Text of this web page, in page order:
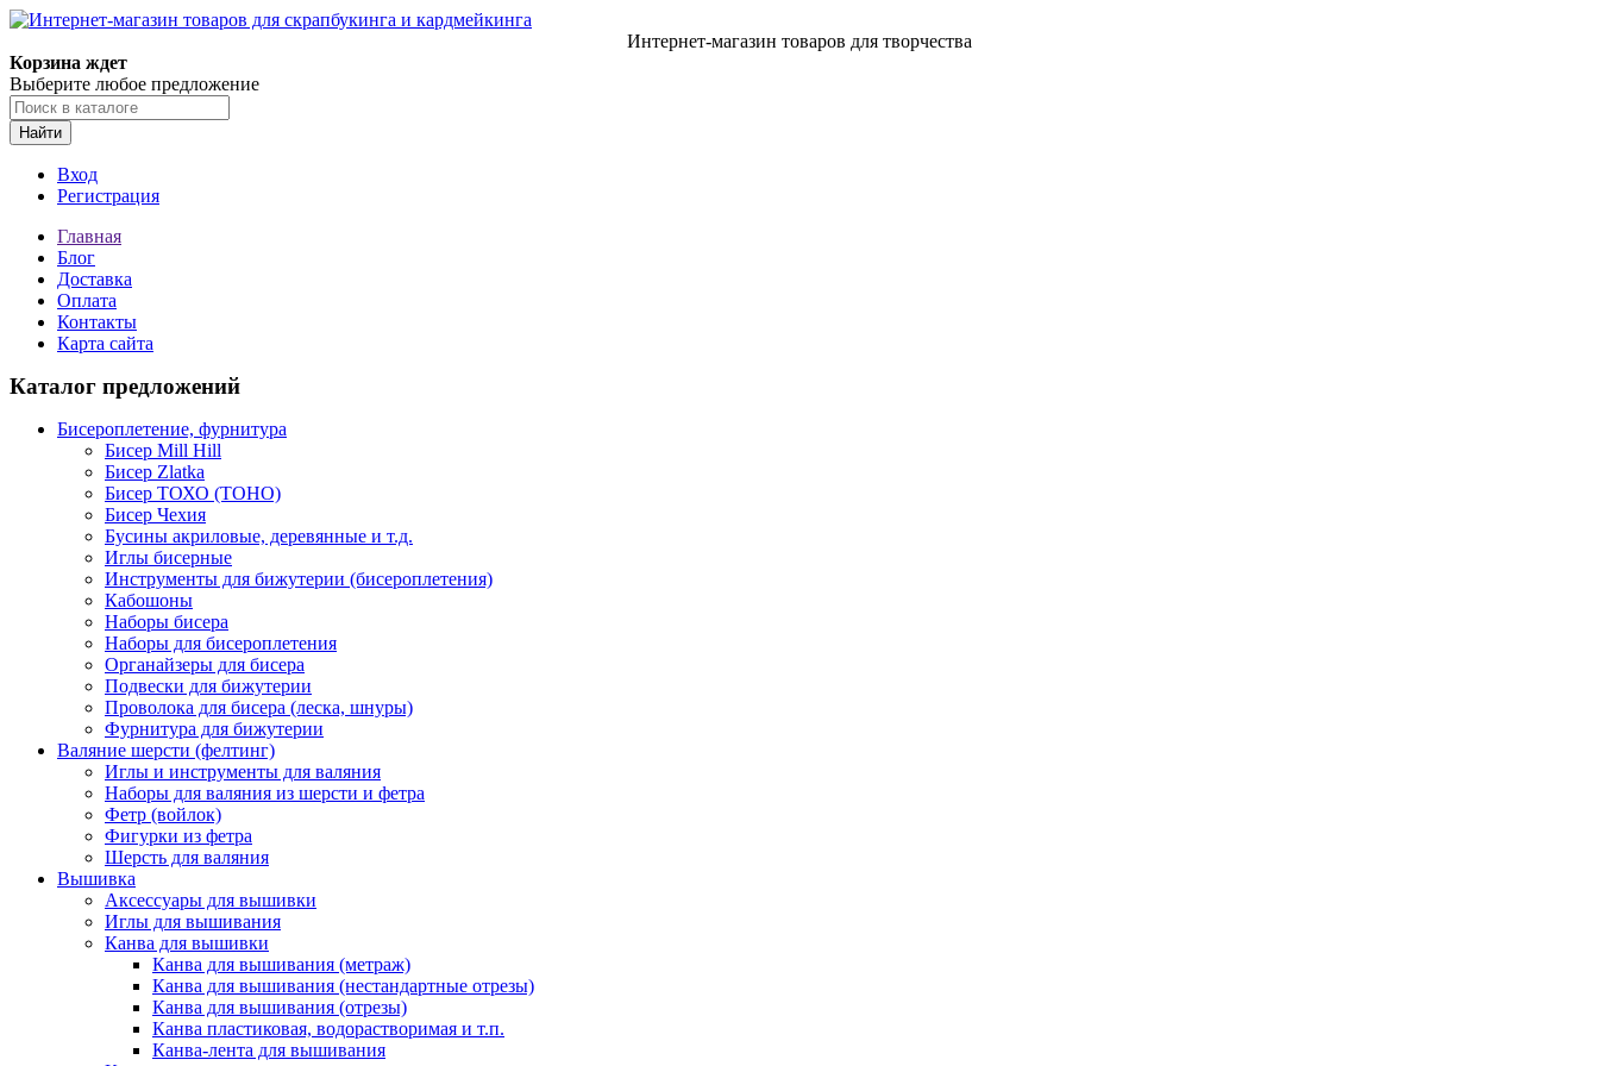
Интернет-магазин товаров для творчества
Корзина ждет
Выберите любое предложение
Найти
Вход
Регистрация
Главная
Блог
Доставка
Оплата
Контакты
Карта сайта
Каталог предложений
Бисероплетение, фурнитура
Бисер Mill Hill
Бисер Zlatka
Бисер ТОХО (TOHO)
Бисер Чехия
Бусины акриловые, деревянные и т.д.
Иглы бисерные
Инструменты для бижутерии (бисероплетения)
Кабошоны
Наборы бисера
Наборы для бисероплетения
Органайзеры для бисера
Подвески для бижутерии
Проволока для бисера (леска, шнуры)
Фурнитура для бижутерии
Валяние шерсти (фелтинг)
Иглы и инструменты для валяния
Наборы для валяния из шерсти и фетра
Фетр (войлок)
Фигурки из фетра
Шерсть для валяния
Вышивка
Аксессуары для вышивки
Иглы для вышивания
Канва для вышивки
Канва для вышивания (метраж)
Канва для вышивания (нестандартные отрезы)
Канва для вышивания (отрезы)
Канва пластиковая, водорастворимая и т.п.
Канва-лента для вышивания